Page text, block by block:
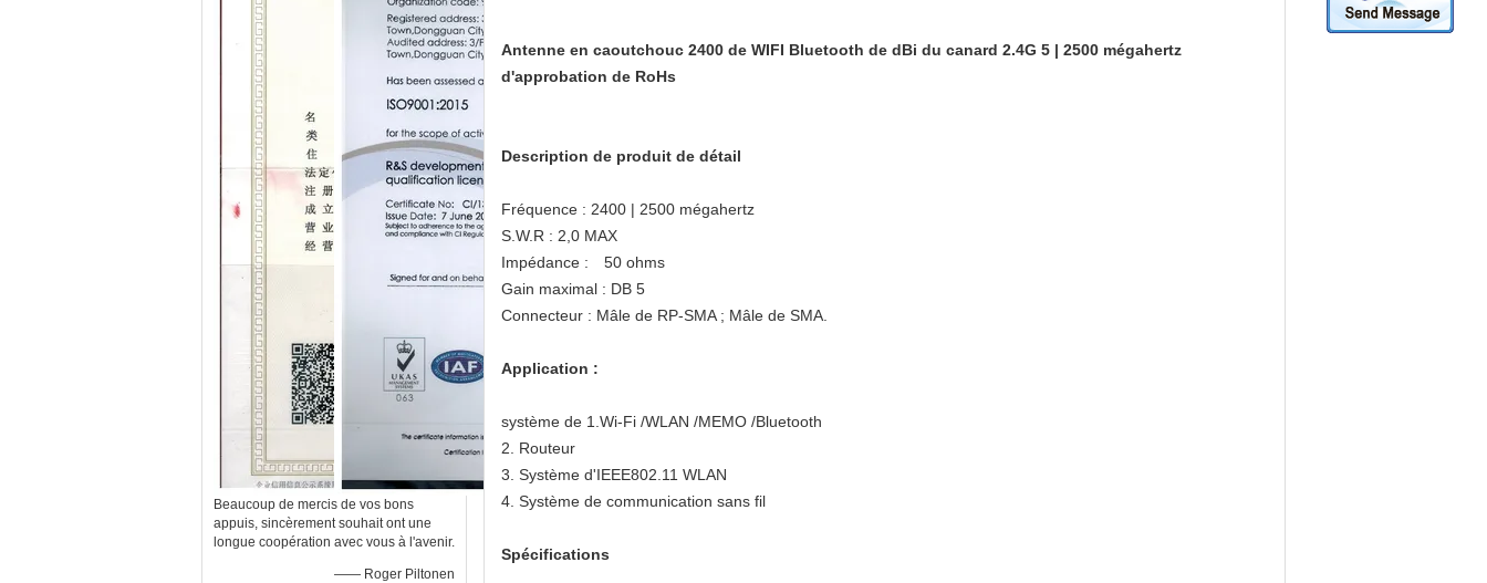
Beaucoup de mercis de vos bons
appuis, sincèrement souhait ont une
longue coopération avec vous à l'avenir.
—— Roger Piltonen
Antenne en caoutchouc 2400 de WIFI Bluetooth de dBi du canard 2.4G 5 | 2500 mégahertz
d'approbation de RoHs
Description de produit de détail
Fréquence : 2400 | 2500 mégahertz
S.W.R : 2,0 MAX
Impédance : 50 ohms
Gain maximal : DB 5
Connecteur : Mâle de RP-SMA ; Mâle de SMA.
Application :
système de 1.Wi-Fi /WLAN /MEMO /Bluetooth
2. Routeur
3. Système d'IEEE802.11 WLAN
4. Système de communication sans fil
Spécifications